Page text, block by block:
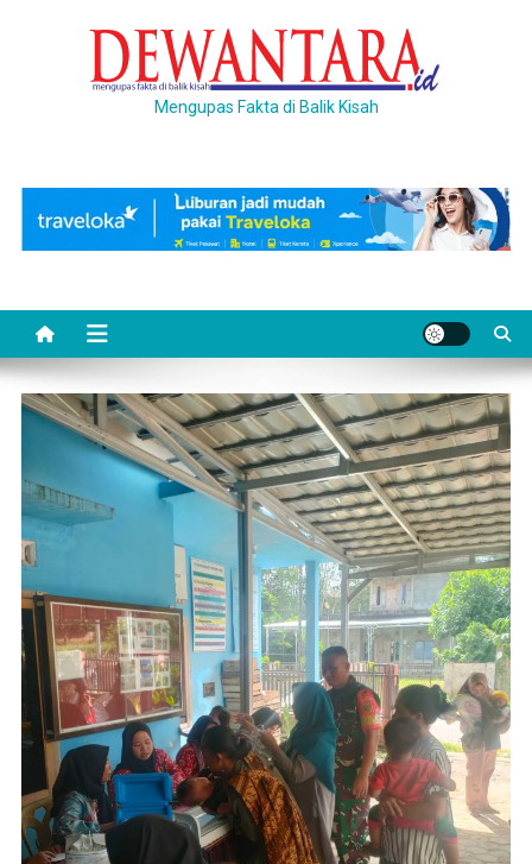
Mengupas Fakta di Balik Kisah